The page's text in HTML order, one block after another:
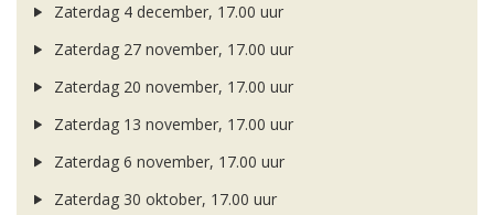
Zaterdag 4 december, 17.00 uur
Zaterdag 27 november, 17.00 uur
Zaterdag 20 november, 17.00 uur
Zaterdag 13 november, 17.00 uur
Zaterdag 6 november, 17.00 uur
Zaterdag 30 oktober, 17.00 uur